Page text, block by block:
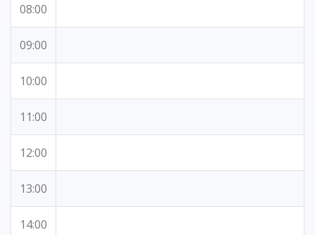
08:00
09:00
10:00
11:00
12:00
13:00
14:00